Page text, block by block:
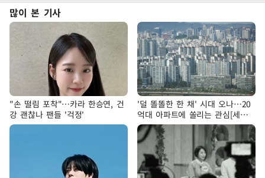
많이 본 기사
"손 떨림 포착"…카라 한승연, 건
강 괜찮나 팬들 '걱정'
'덜 똘똘한 한 채' 시대 오나…20
억대 아파트에 쏠리는 관심[세제
개편, 그 이후②]